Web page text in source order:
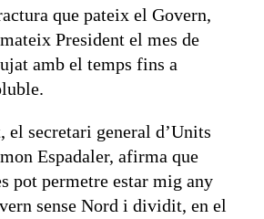
que pateix el Govern,
President el mes de
amb el temps fins a
el secretari general d’Units
Espadaler, afirma que
pot permetre estar mig any
sense Nord i dividit, en el